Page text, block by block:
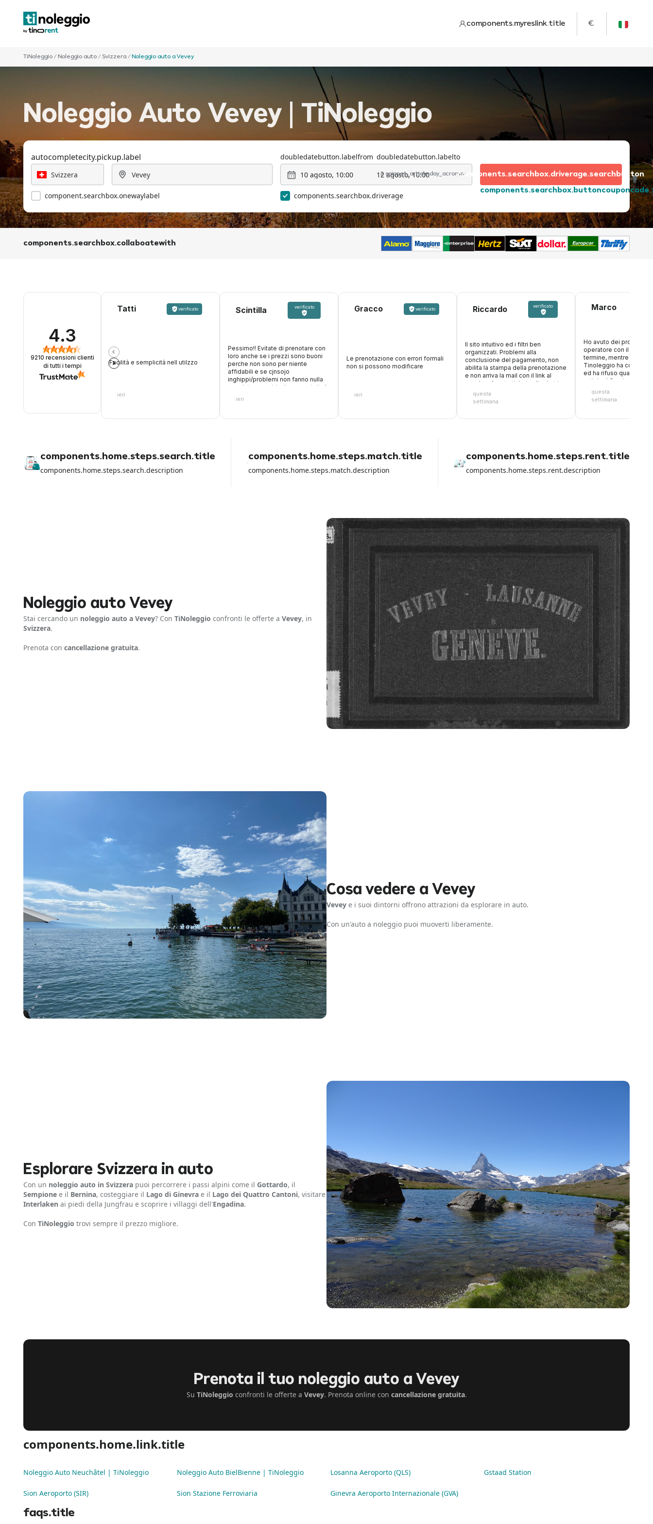
components.myreslink.title €
TiNoleggio / Noleggio auto /Svizzera / Noleggio auto a Vevey
Noleggio Auto Vevey | TiNoleggio
autocompletecity.pickup.label
component.searchbox.onewaylabel
doubledatebutton.labelfrom doubledatebutton.labelto
10 agosto, 10:00
12 agosto, 10:00
2 snippet_article.day_acronym
components.searchbox.driverage
components.searchbox.buttoncouponcode
components.searchbox.driverage.searchbutton
components.searchbox.collaboatewith
4.3
9210 recensioni clienti
di tutti i tempi
Tatti verificato
Facilità e semplicità nell utilzzo
ieri
Scintilla verificato
Pessimo!! Evitate di prenotare con
loro anche se i prezzi sono buoni
perche non sono per niente
affidabili e se cjnsojo
inghippi/problemi non fanno nulla
oer aiutare, anzi, trattengono tutta la
accettano carte di debito, paghi
accettano la carta con cui hai
loro non hanno fatto NULLA per
aiutarmi a parte girare la colpa sul
rental car dell aeroporto.
ieri
Gracco verificato
Le prenotazione con errori formali
non si possono modificare
ieri
Riccardo verificato
Il sito intuitivo ed i filtri ben
organizzati. Problemi alla
conclusione del pagamento, non
abilita la stampa della prenotazione
e non arriva la mail con il link al
voucher. Aperto ticket sulla chat in
attesa risposta
questa
settimana
Marco
Ho avuto dei problemi
operatore con il
termine, mentre ero in
Tinoleggio ha
ed ha rifuso quanto
anticipo! Grazie ancora
questa
settimana
components.home.steps.search.title
components.home.steps.search.description
components.home.steps.match.title
components.home.steps.match.description
components.home.steps.rent.title
components.home.steps.rent.description
Noleggio auto Vevey
Stai cercando un noleggio auto a Vevey? Con TiNoleggio confronti le offerte a Vevey, in
Svizzera.
Prenota con cancellazione gratuita.
Cosa vedere a Vevey
Vevey e i suoi dintorni offrono attrazioni da esplorare in auto.
Con un'auto a noleggio puoi muoverti liberamente.
Esplorare Svizzera in auto
Con un noleggio auto in Svizzera puoi percorrere i passi alpini come il Gottardo, il
Sempione e il Bernina, costeggiare il Lago di Ginevra e il Lago dei Quattro Cantoni, visitare
Interlaken ai piedi della Jungfrau e scoprire i villaggi dell'Engadina.
Con TiNoleggio trovi sempre il prezzo migliore.
Prenota il tuo noleggio auto a Vevey
Su TiNoleggio confronti le offerte a Vevey. Prenota online con cancellazione gratuita.
components.home.link.title
Noleggio Auto Neuchâtel | TiNoleggio Noleggio Auto BielBienne | TiNoleggio Losanna Aeroporto (QLS) Gstaad Station
Sion Aeroporto (SIR) Sion Stazione Ferroviaria Ginevra Aeroporto Internazionale (GVA)
faqs.title